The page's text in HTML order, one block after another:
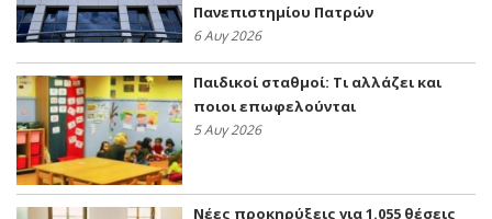
Πανεπιστημίου Πατρών
6 Αυγ 2026
Παιδικοί σταθμοί: Τι αλλάζει και
ποιοι επωφελούνται
5 Αυγ 2026
Νέες προκηρύξεις για 1.055 θέσεις